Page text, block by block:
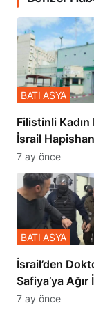
Filistinli
İsrail
Zulmü Anlattı
BATI ASYA
7 ay önce
İsrail’den
Safiya’ya
BATI ASYA
7 ay önce